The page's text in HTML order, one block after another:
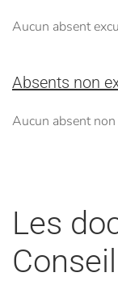
Aucun absent
Absents non
Aucun absent
Les